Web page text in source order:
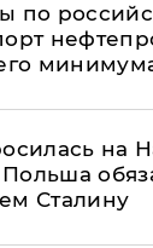
по
на
Польша
Сталину